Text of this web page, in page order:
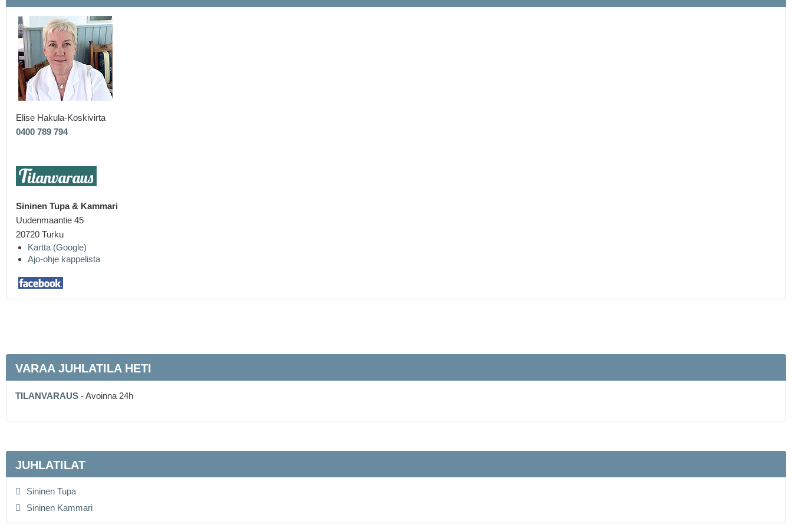
Elise Hakula-Koskivirta
0400 789 794
Sininen Tupa & Kammari
Uudenmaantie 45
20720 Turku
Kartta (Google)
Ajo-ohje kappelista
VARAA JUHLATILA HETI
TILANVARAUS - Avoinna 24h
JUHLATILAT
Sininen Tupa
Sininen Kammari